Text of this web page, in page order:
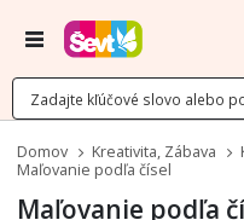
Menu
Domov Kreativita, Zábava
Maľovanie podľa čísel
Maľovanie podľa